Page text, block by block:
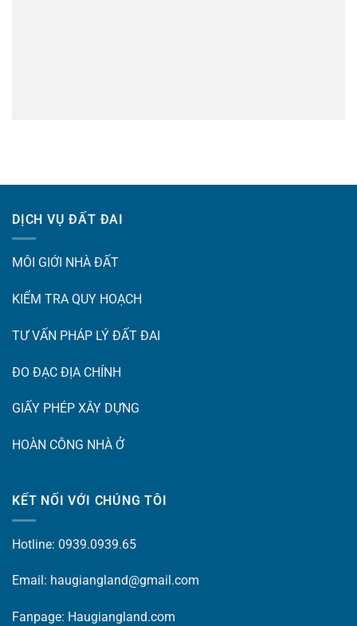
DỊCH VỤ ĐẤT ĐAI
MÔI GIỚI NHÀ ĐẤT
KIỂM TRA QUY HOẠCH
TƯ VẤN PHÁP LÝ ĐẤT ĐAI
ĐO ĐẠC ĐỊA CHÍNH
GIẤY PHÉP XÂY DỰNG
HOÀN CÔNG NHÀ Ở
KẾT NỐI VỚI CHÚNG TÔI
Hotline: 0939.0939.65
Email: haugiangland@gmail.com
Fanpage: Haugiangland.com